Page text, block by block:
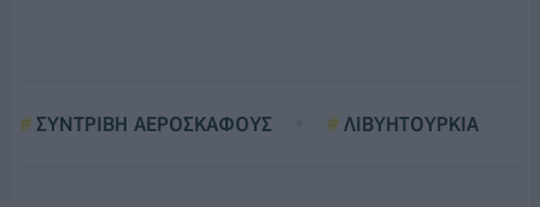
ΣΥΝΤΡΙΒΗ ΑΕΡΟΣΚΑΦΟΥΣ ΛΙΒΥΗΤΟΥΡΚΙΑ